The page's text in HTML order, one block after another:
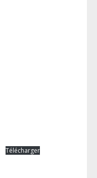
Télécharger